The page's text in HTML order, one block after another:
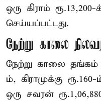
ஒரு கிராம்
செய்யப்பட்டது.
நேற்று காலை
நேற்று காலை தங்கம்
ம், கிராமுக்கு
ஒரு சவரன்